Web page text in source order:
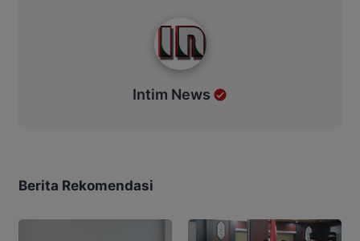
Intim News
Berita Rekomendasi